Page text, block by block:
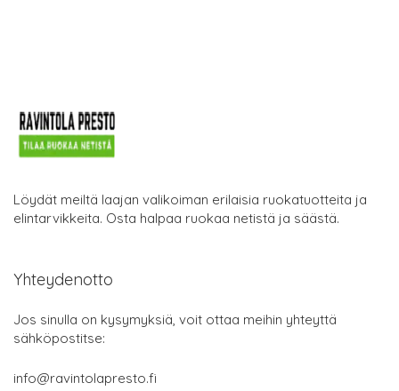
Löydät meiltä laajan valikoiman erilaisia ruokatuotteita ja
elintarvikkeita. Osta halpaa ruokaa netistä ja säästä.
Yhteydenotto
Jos sinulla on kysymyksiä, voit ottaa meihin yhteyttä
sähköpostitse:
info@ravintolapresto.fi